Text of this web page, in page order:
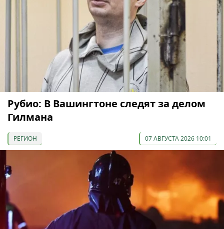
Рубио: В Вашингтоне следят за делом
Гилмана
РЕГИОН 07 АВГУСТА 2026 10:01